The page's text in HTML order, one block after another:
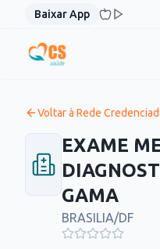
Pular para o conteúdo
Baixar App
Voltar à Rede
EXAME
GAMA
BRASILIA/DF